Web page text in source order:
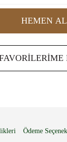
HEMEN AL
Ödeme